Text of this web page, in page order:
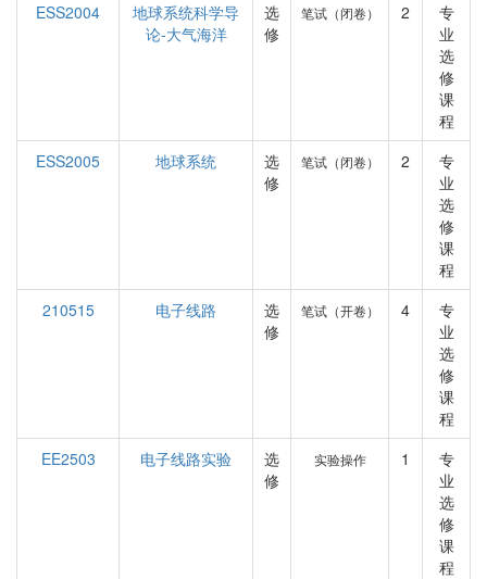
ESS2004
地球系统科学导
论-大气海洋
选
修
笔试（闭卷） 2
专
业
选
修
课
程
ESS2005
地球系统
选
修
笔试（闭卷） 2
专
业
选
修
课
程
210515
电子线路
选
修
笔试（开卷） 4
专
业
选
修
课
程
EE2503
电子线路实验
选
修
实验操作 1
专
业
选
修
课
程